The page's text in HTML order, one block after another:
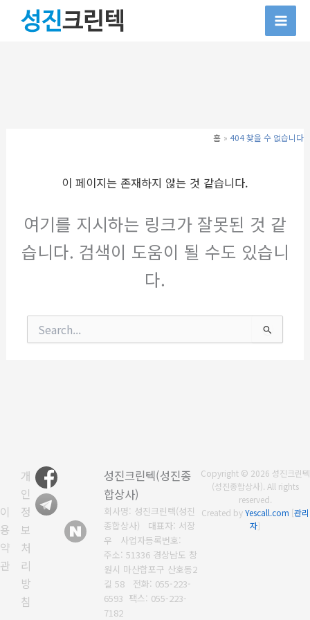
홈 404 찾을 수 없습니다
이 페이지는 존재하지 않는 것 같습니다.
여기를 지시하는 링크가 잘못된 것 같
습니다. 검색이 도움이 될 수도 있습니
다.
이
용
약
관
개
인
정
보
처
리
방
침
성진크린텍(성진종
합상사)
회사명: 성진크린텍(성진
종합상사) 대표자: 서장
우 사업자등록번호:
주소: 51336 경상남도 창
원시 마산합포구 산호동2
길 58 전화: 055-223-
6593 팩스: 055-223-
7182
Copyright © 2026 성진크린텍
(성진종합상사). All rights
reserved.
Created byYescall.com [관리
자]